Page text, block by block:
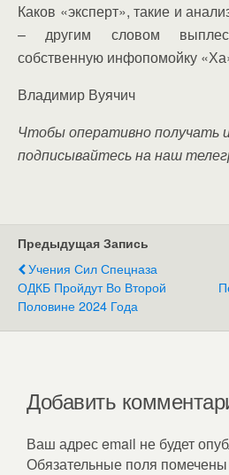
Каков «эксперт», такие и
– другим словом
собственную инфопомойку
Владимир Вуячич
Чтобы оперативно получать
подписывайтесь на наш
Предыдущая Запись
Учения Сил Спецназа
ОДКБ Пройдут Во Второй
Половине 2024 Года
Добавить
Ваш адрес email не будет
Обязательные поля помечены